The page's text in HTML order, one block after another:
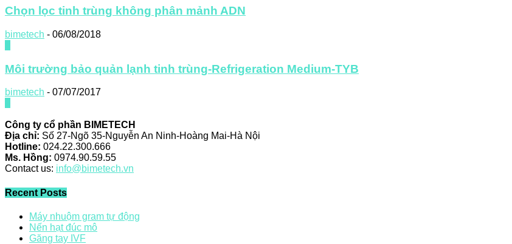
Chọn lọc tinh trùng không phân mảnh ADN
bimetech - 06/08/2018
Môi trường bảo quản lạnh tinh trùng-Refrigeration Medium-TYB
bimetech - 07/07/2017
Công ty cổ phần BIMETECH
Địa chỉ: Số 27-Ngõ 35-Nguyễn An Ninh-Hoàng Mai-Hà Nội
Hotline: 024.22.300.666
Ms. Hồng: 0974.90.59.55
Contact us: info@bimetech.vn
Recent Posts
Máy nhuộm gram tự động
Nến hạt đúc mô
Găng tay IVF